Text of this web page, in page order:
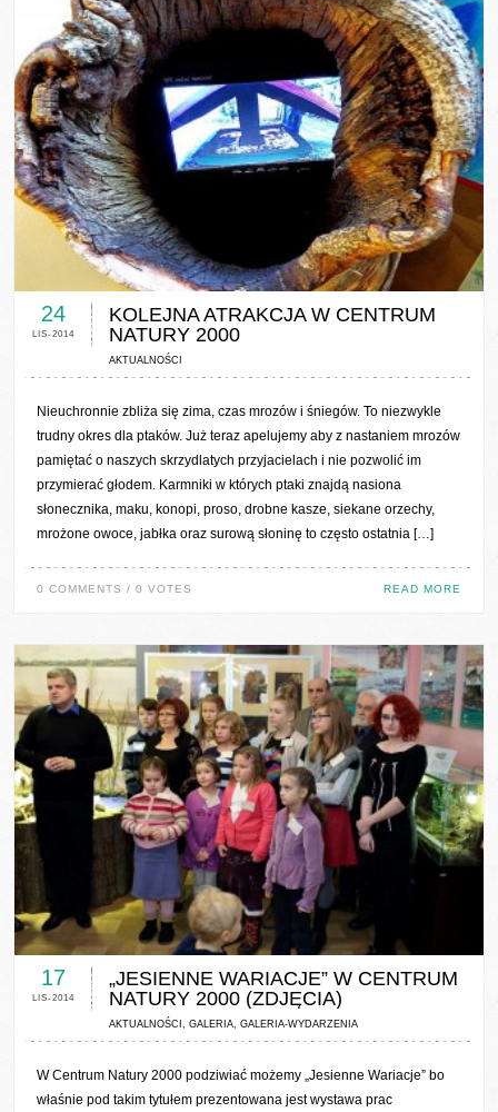
0 COMMENTS / 0 VOTES
24
LIS-2014
KOLEJNA ATRAKCJA W CENTRUM
NATURY 2000
AKTUALNOŚCI
Nieuchronnie zbliża się zima, czas mrozów i śniegów. To niezwykle
trudny okres dla ptaków. Już teraz apelujemy aby z nastaniem mrozów
pamiętać o naszych skrzydlatych przyjacielach i nie pozwolić im
przymierać głodem. Karmniki w których ptaki znajdą nasiona
słonecznika, maku, konopi, proso, drobne kasze, siekane orzechy,
mrożone owoce, jabłka oraz surową słoninę to często ostatnia […]
0 COMMENTS / 0 VOTES READ MORE
0 COMMENTS / 0 VOTES
17
LIS-2014
„JESIENNE WARIACJE” W CENTRUM
NATURY 2000 (ZDJĘCIA)
AKTUALNOŚCI,GALERIA,GALERIA-WYDARZENIA
W Centrum Natury 2000 podziwiać możemy „Jesienne Wariacje” bo
właśnie pod takim tytułem prezentowana jest wystawa prac